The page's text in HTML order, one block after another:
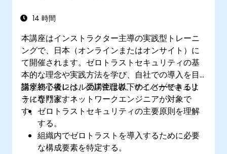
14 時間
本講座はインストラクター主導の実践型トレーニ
ングで、日本（オンラインまたはオンサイト）に
て開催されます。ゼロトラストセキュリティの基
本的な理念や実践方法を学び、自社での導入を目
指す初心者レベルのIT管理者、サイバーセキュリ
ティ専門家、ネットワークエンジニアが対象で
す。
講座終了後には、受講生は以下のことができるよ
うになります：
ゼロトラストセキュリティの主要原則を理解
する。
組織内でゼロトラストを導入するために必要
な構成要素を特定する。